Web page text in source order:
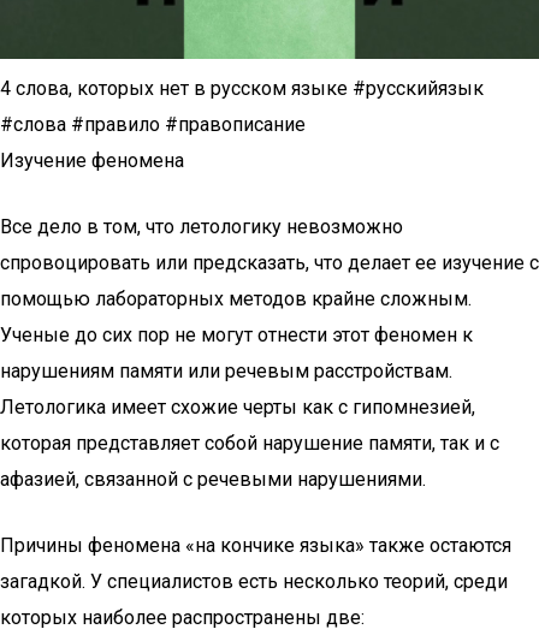
4 слова, которых нет в русском языке #русскийязык
#слова #правило #правописание
Изучение феномена
Все дело в том, что летологику невозможно
спровоцировать или предсказать, что делает ее изучение с
помощью лабораторных методов крайне сложным.
Ученые до сих пор не могут отнести этот феномен к
нарушениям памяти или речевым расстройствам.
Летологика имеет схожие черты как с гипомнезией,
которая представляет собой нарушение памяти, так и с
афазией, связанной с речевыми нарушениями.
Причины феномена «на кончике языка» также остаются
загадкой. У специалистов есть несколько теорий, среди
которых наиболее распространены две: